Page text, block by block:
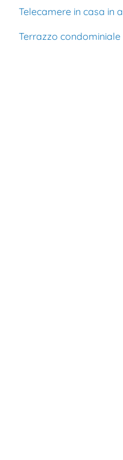
Telecamere in casa in
Terrazzo